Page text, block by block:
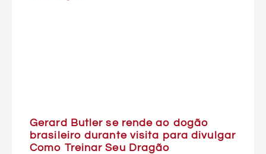
Gerard Butler se rende ao dogão
brasileiro durante visita para divulgar
Como Treinar Seu Dragão